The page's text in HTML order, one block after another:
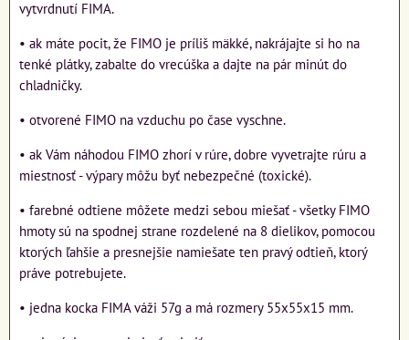
vytvrdnutí FIMA.
• ak máte pocit, že FIMO je príliš mäkké, nakrájajte si ho na
tenké plátky, zabalte do vrecúška a dajte na pár minút do
chladničky.
• otvorené FIMO na vzduchu po čase vyschne.
• ak Vám náhodou FIMO zhorí v rúre, dobre vyvetrajte rúru a
miestnosť - výpary môžu byť nebezpečné (toxické).
• farebné odtiene môžete medzi sebou miešať - všetky FIMO
hmoty sú na spodnej strane rozdelené na 8 dielikov, pomocou
ktorých ľahšie a presnejšie namiešate ten pravý odtieň, ktorý
práve potrebujete.
• jedna kocka FIMA váži 57g a má rozmery 55x55x15 mm.